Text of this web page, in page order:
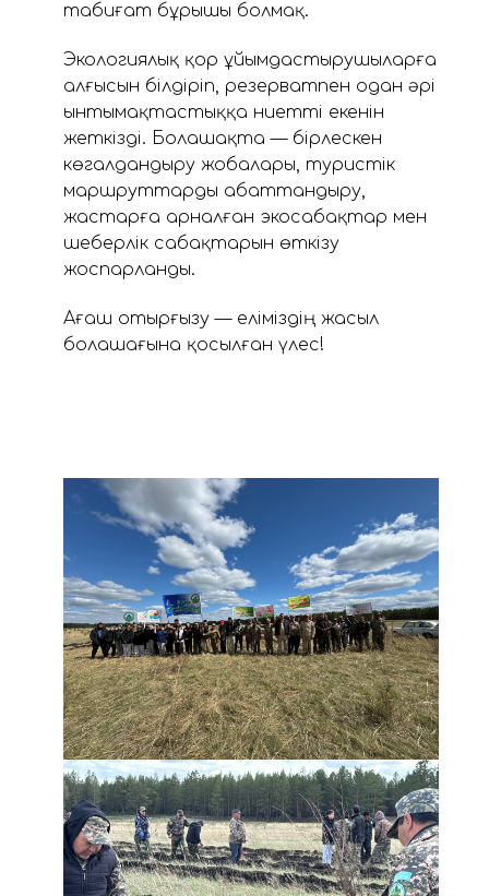
табиғат бұрышы болмақ.
Экологиялық қор ұйымдастырушыларға
алғысын білдіріп, резерватпен одан әрі
ынтымақтастыққа ниетті екенін
жеткізді. Болашақта — бірлескен
көгалдандыру жобалары, туристік
маршруттарды абаттандыру,
жастарға арналған экосабақтар мен
шеберлік сабақтарын өткізу
жоспарланды.
Ағаш отырғызу — еліміздің жасыл
болашағына қосылған үлес!